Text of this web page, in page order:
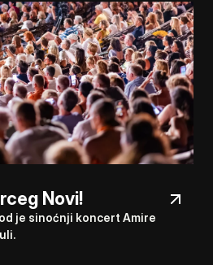
Novi!
je sinoćnji koncert Amire